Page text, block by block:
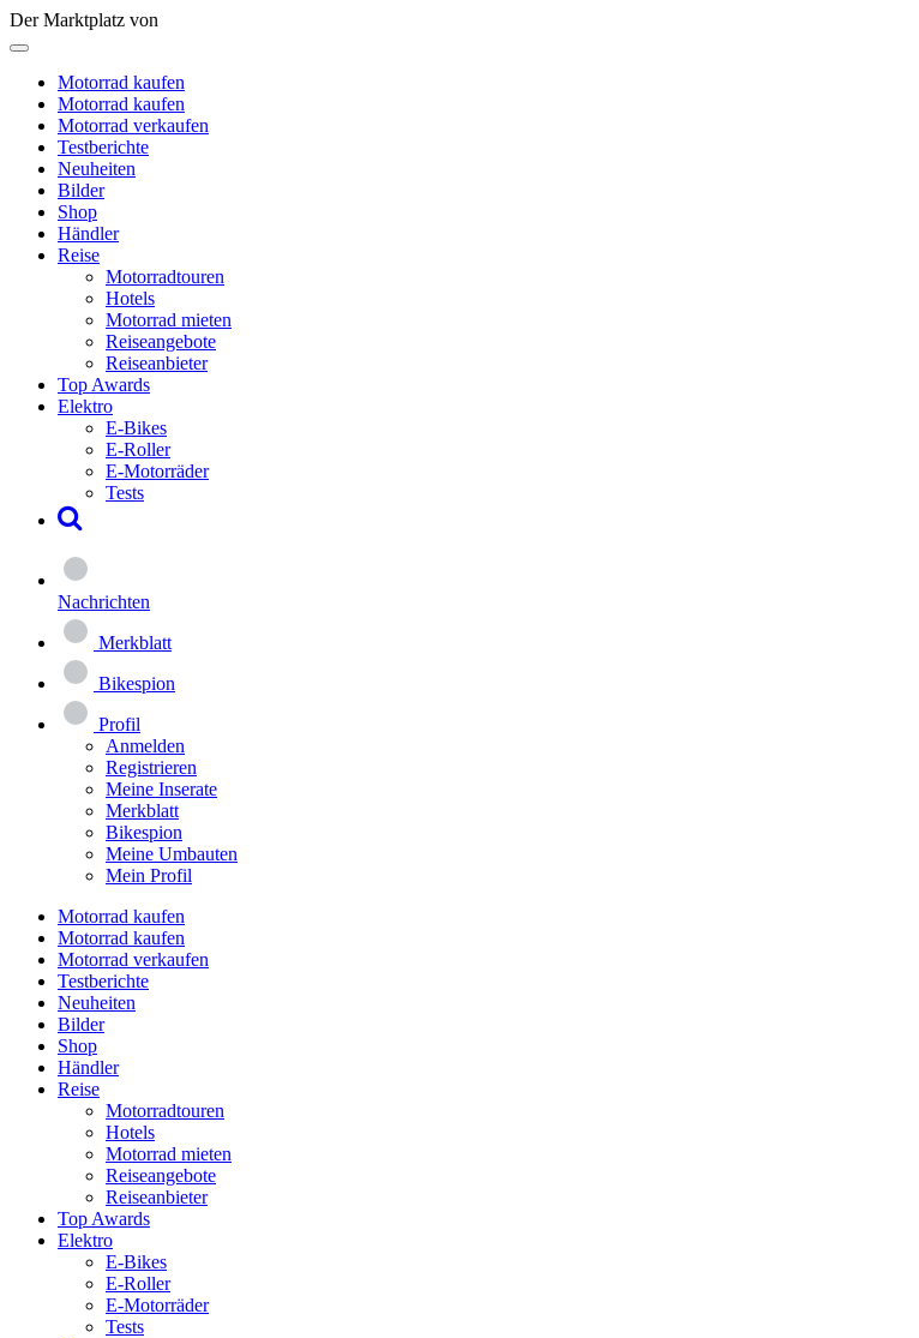
Der Marktplatz von
Motorrad kaufen
Motorrad kaufen
Motorrad verkaufen
Testberichte
Neuheiten
Bilder
Shop
Händler
Reise
Motorradtouren
Hotels
Motorrad mieten
Reiseangebote
Reiseanbieter
Top Awards
Elektro
E-Bikes
E-Roller
E-Motorräder
Tests
Nachrichten
Merkblatt
Bikespion
Profil
Anmelden
Registrieren
Meine Inserate
Merkblatt
Bikespion
Meine Umbauten
Mein Profil
Motorrad kaufen
Motorrad kaufen
Motorrad verkaufen
Testberichte
Neuheiten
Bilder
Shop
Händler
Reise
Motorradtouren
Hotels
Motorrad mieten
Reiseangebote
Reiseanbieter
Top Awards
Elektro
E-Bikes
E-Roller
E-Motorräder
Tests